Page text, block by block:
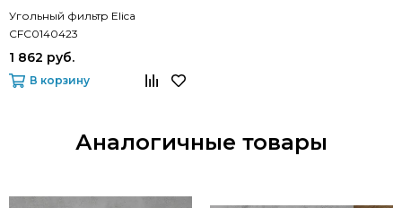
Угольный фильтр Elica
CFC0140423
1 862 руб.
В корзину
Аналогичные товары